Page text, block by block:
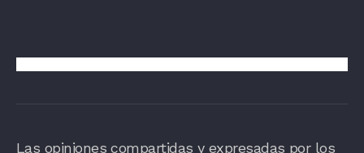
Las opiniones compartidas y expresadas por los